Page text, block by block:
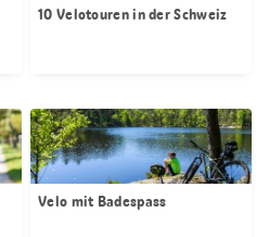
10 Velotouren in der Schweiz
Velo mit Badespass